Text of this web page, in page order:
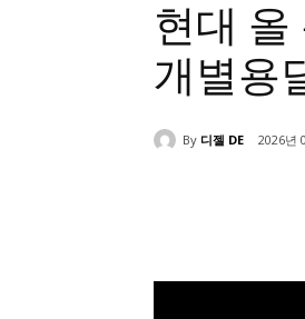
현대 올
개별용
By 디젤 DE 2026년